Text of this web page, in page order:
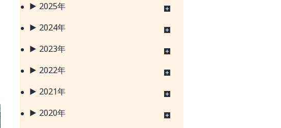
2025年
2024年
2023年
2022年
2021年
2020年